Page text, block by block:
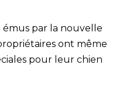
par la nouvelle
ont même
pour leur chien